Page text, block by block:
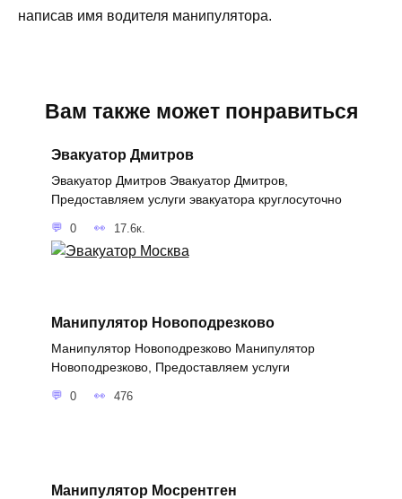
написав имя водителя манипулятора.
Вам также может понравиться
Эвакуатор Дмитров
Эвакуатор Дмитров Эвакуатор Дмитров,
Предоставляем услуги эвакуатора круглосуточно
0 17.6к.
Манипулятор Новоподрезково
Манипулятор Новоподрезково Манипулятор
Новоподрезково, Предоставляем услуги
0 476
Манипулятор Мосрентген